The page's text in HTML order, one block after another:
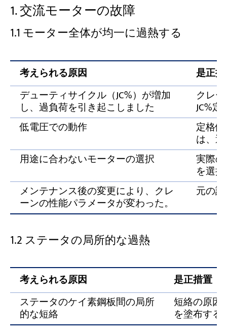
定期的な電気点検を実施してください。
天井クレーンの電気系統の故障に関する
1. 交流モーターの故障
1.1 モーター全体が均一に過熱する
考えられる原因
是正
デューティサイクル（JC%）が増加
し、過負荷を引き起こしました
クレ
JC%
低電圧での動作
定格
は、
用途に合わないモーターの選択
実際
を選
メンテナンス後の変更により、クレ
ーンの性能パラメータが変わった。
元の
1.2 ステータの局所的な過熱
考えられる原因
是正措置
ステータのケイ素鋼板間の局所
的な短絡
短絡の原因
を塗布する